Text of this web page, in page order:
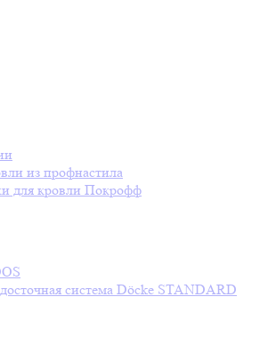
из профнастила
для кровли Покрофф
система Döcke STANDARD